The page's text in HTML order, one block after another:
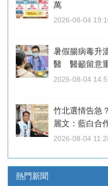
萬
2026-08-04
暑假腸病毒升
醫 醫籲留意
2026-08-04
竹北選情告急
麗文：藍白合
2026-08-04
熱門新聞